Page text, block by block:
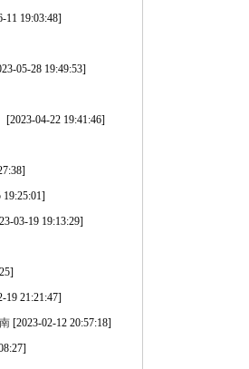
11 19:03:48]
05-28 19:49:53]
[2023-04-22 19:41:46]
19:25:01]
03-19 19:13:29]
19 21:21:47]
[2023-02-12 20:57:18]